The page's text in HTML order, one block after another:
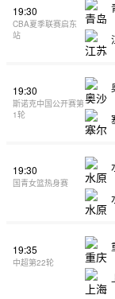
19:30
CBA夏季联赛启东
站
19:30
斯诺克中国公开赛第
1轮
19:30
国青女篮热身赛
19:35
中超第22轮